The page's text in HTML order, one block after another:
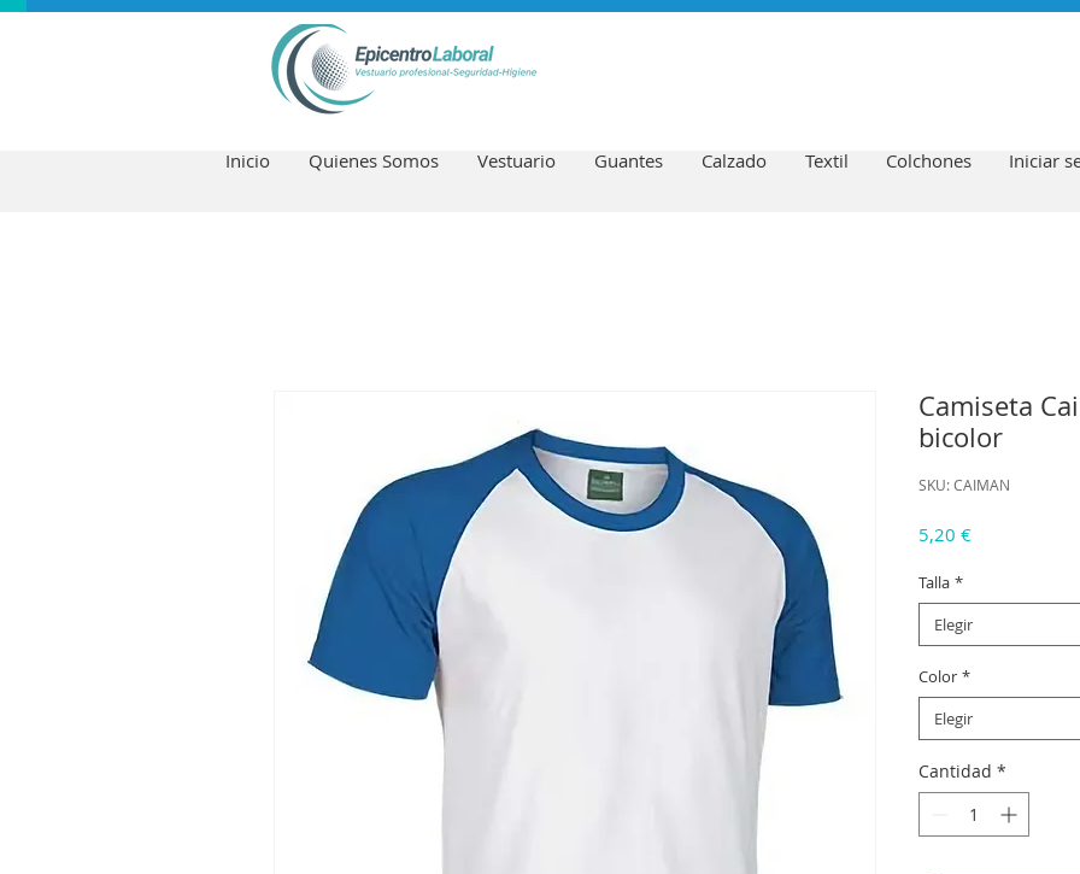
Inicio Quienes Somos Vestuario Guantes Calzado Textil Colchones Iniciar
Camiseta
bicolor
SKU: CAIMAN
5,20 €Precio
Talla *
Elegir
Color *
Elegir
Cantidad *